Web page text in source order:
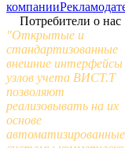
компании
Потребители о нас
"Открытые и
стандартизованные
внешние интерфейсы
узлов учета ВИСТ.Т
позволяют
реализовывать на их
основе
автоматизированные